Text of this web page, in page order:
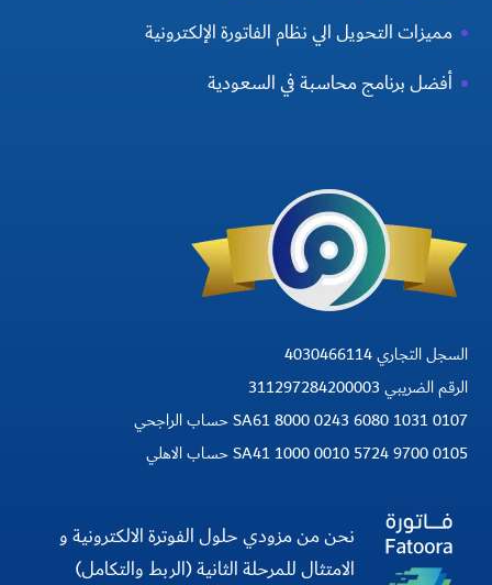
مميزات التحويل الي نظام الفاتورة الإلكترونية
أفضل برنامج محاسبة في السعودية
السجل التجاري 4030466114
الرقم الضريبي 311297284200003
SA61 8000 0243 6080 1031 0107 حساب الراجحي
SA41 1000 0010 5724 9700 0105 حساب الاهلي
نحن من مزودي حلول الفوترة الالكترونية و
الامتثال للمرحلة الثانية (الربط والتكامل)